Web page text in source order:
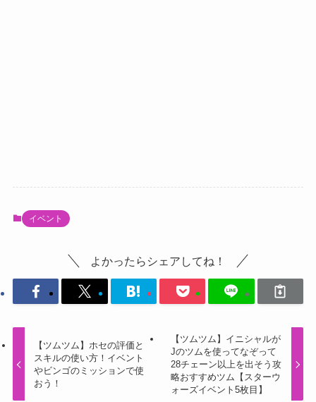
イベント
よかったらシェアしてね！
【ツムツム】ホセの評価と
スキルの使い方！イベント
やビンゴのミッションで使
おう！
【ツムツム】イニシャルが
Jのツムを使ってなぞって
28チェーン以上を出そう攻
略おすすめツム【スターウ
ォーズイベント5枚目】